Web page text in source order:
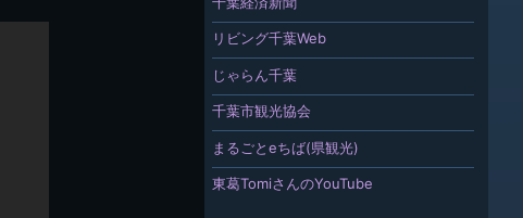
リビング千葉Web
じゃらん千葉
千葉市観光協会
まるごとeちば(県観光)
東葛TomiさんのYouTube